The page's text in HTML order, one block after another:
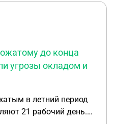
до конца
угрозы окладом и
в летний период